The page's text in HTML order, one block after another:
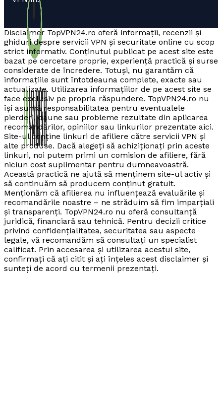
Disclaimer TopVPN24.ro oferă informații, recenzii și
ghiduri despre servicii VPN și securitate online cu scop
strict informativ. Conținutul publicat pe acest site este
bazat pe cercetare proprie, experiență practică și surse
considerate de încredere. Totuși, nu garantăm că
informațiile sunt întotdeauna complete, exacte sau
actualizate. Utilizarea informațiilor de pe acest site se
face exclusiv pe propria răspundere. TopVPN24.ro nu
își asumă responsabilitatea pentru eventualele
pierderi, daune sau probleme rezultate din aplicarea
recomandărilor, opiniilor sau linkurilor prezentate aici.
Site-ul conține linkuri de afiliere către servicii VPN și
alte produse. Dacă alegeți să achiziționați prin aceste
linkuri, noi putem primi un comision de afiliere, fără
niciun cost suplimentar pentru dumneavoastră.
Această practică ne ajută să menținem site-ul activ și
să continuăm să producem conținut gratuit.
Menționăm că afilierea nu influențează evaluările și
recomandările noastre – ne străduim să fim imparțiali
și transparenți. TopVPN24.ro nu oferă consultanță
juridică, financiară sau tehnică. Pentru decizii critice
privind confidențialitatea, securitatea sau aspecte
legale, vă recomandăm să consultați un specialist
calificat. Prin accesarea și utilizarea acestui site,
confirmați că ați citit și ați înțeles acest disclaimer și
sunteți de acord cu termenii prezentați.